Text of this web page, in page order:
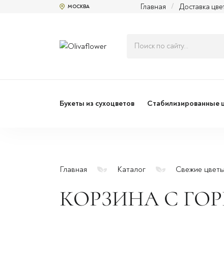
МОСКВА Главная / Доставка
Букеты из сухоцветов Стабилизированные
Главная Каталог Свежие цветы
КОРЗИНА С